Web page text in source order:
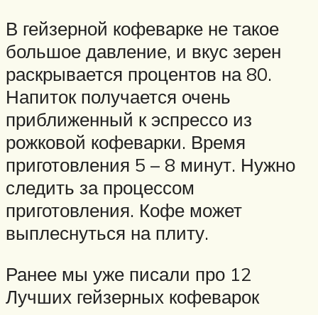
В гейзерной кофеварке не такое
большое давление, и вкус зерен
раскрывается процентов на 80.
Напиток получается очень
приближенный к эспрессо из
рожковой кофеварки. Время
приготовления 5 – 8 минут. Нужно
следить за процессом
приготовления. Кофе может
выплеснуться на плиту.
Ранее мы уже писали про 12
Лучших гейзерных кофеварок